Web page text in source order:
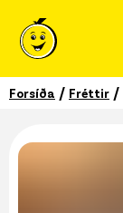
Forsíða / Fréttir /